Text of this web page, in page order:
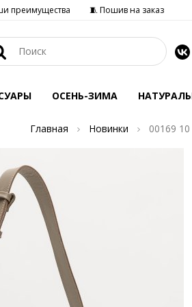
преимущества 🧵 Пошив на заказ
ОСЕНЬ-ЗИМА
Главная Новинки 00169